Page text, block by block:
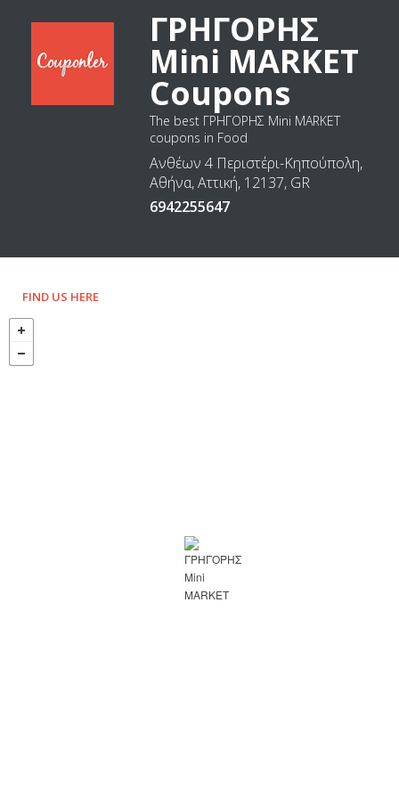
ΓΡΗΓΟΡΗΣ
Mini MARKET
Coupons
The best ΓΡΗΓΟΡΗΣ Mini MARKET
coupons in Food
Ανθέων 4 Περιστέρι-Κηπούπολη,
Αθήνα, Αττική, 12137, GR
6942255647
FIND US HERE